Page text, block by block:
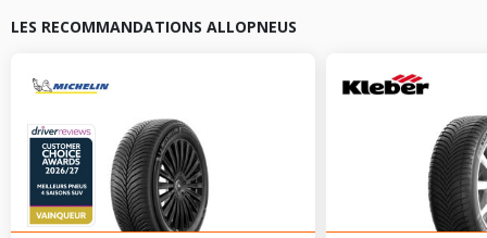
LES RECOMMANDATIONS ALLOPNEUS